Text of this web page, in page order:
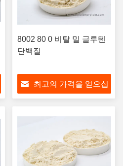
8002 80 0 비탈 밀 글루텐
단백질
최고의 가격을 얻으십